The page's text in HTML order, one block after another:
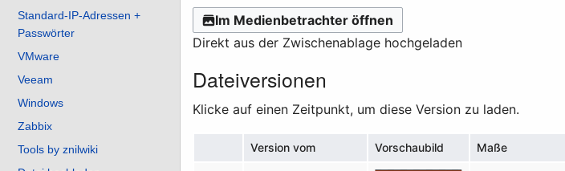
Standard-IP-Adressen +
Passwörter
VMware
Veeam
Windows
Zabbix
Tools by znilwiki
Im Medienbetrachter öffnen
Direkt aus der Zwischenablage hochgeladen
Dateiversionen
Klicke auf einen Zeitpunkt, um diese Version zu laden.
Version vom Vorschaubild Maße